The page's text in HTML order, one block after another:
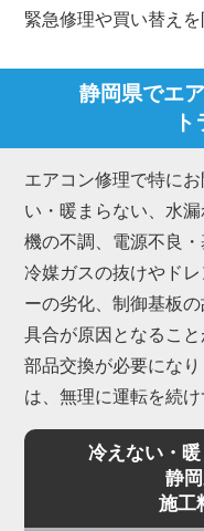
緊急修理や買い替えを
静岡県でエ
エアコン修理で特に
い・暖まらない、水
機の不調、電源不良
冷媒ガスの抜けやド
ーの劣化、制御基板
具合が原因となるこ
部品交換が必要にな
は、無理に運転を続
冷えない・
静
施工